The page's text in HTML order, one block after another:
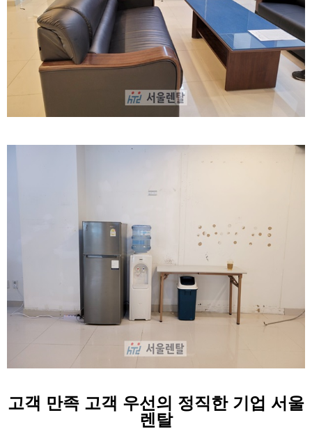
고객 만족 고객 우선의 정직한 기업 서울
렌탈